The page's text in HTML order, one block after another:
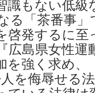
識もない低級
る「茶番事
啓発するに
広島県女性運
を強く求め、
を侮辱せる